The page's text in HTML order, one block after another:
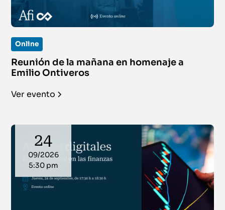
Online
Reunión de la mañana en homenaje a
Emilio Ontiveros
Ver evento
24
09/2026
5:30 pm